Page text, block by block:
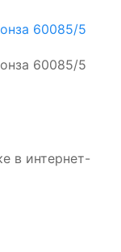
60085/5
60085/5
в интернет-